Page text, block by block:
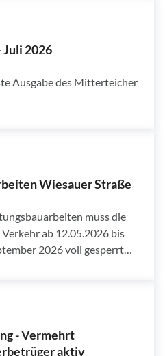
2026
Ausgabe des Mitterteicher
Wiesauer Straße
muss die
ab 12.05.2026 bis
2026 voll gesperrt…
- Vermehrt
aktiv